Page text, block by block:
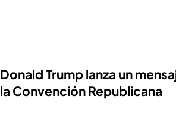
Donald Trump lanza un
la Convención Republicana